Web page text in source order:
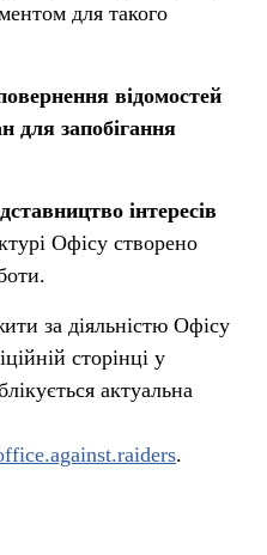
для такого
відомостей
для запобігання
інтересів
Офісу створено
за діяльністю Офісу
сторінці у
актуальна
.